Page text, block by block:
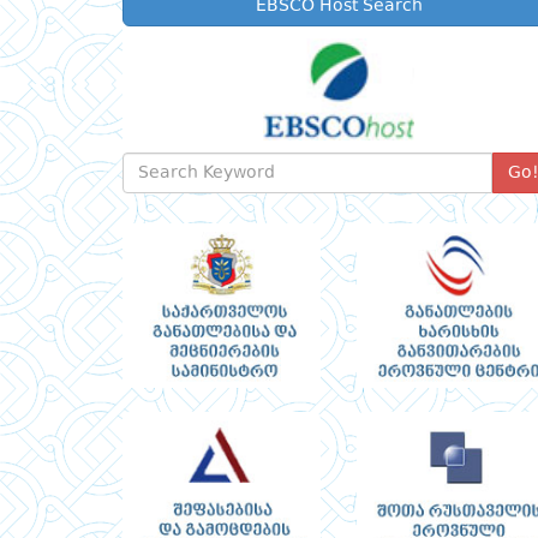
EBSCO Host Search
Go!